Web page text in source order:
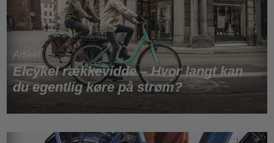
Elcykel rækkevidde – Hvor langt kan
du egentlig køre på strøm?